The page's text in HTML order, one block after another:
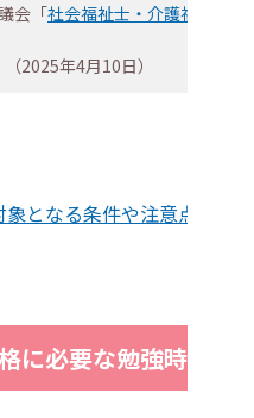
会「社会福祉士・介護福祉
（2025年4月10日）
となる条件や注意点を解
に必要な勉強時間